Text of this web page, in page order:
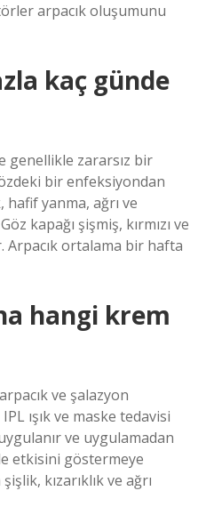
arpacık oluşumunu
kaç günde
genellikle zararsız bir
bir enfeksiyondan
hafif yanma, ağrı ve
kapağı şişmiş, kırmızı ve
Arpacık ortalama bir hafta
hangi krem
ve şalazyon
ışık ve maske tedavisi
ve uygulamadan
etkisini göstermeye
kızarıklık ve ağrı